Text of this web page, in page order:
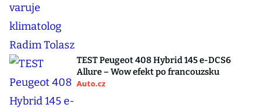
TEST Peugeot 408 Hybrid 145 e-DCS6
Allure – Wow efekt po francouzsku
Auto.cz